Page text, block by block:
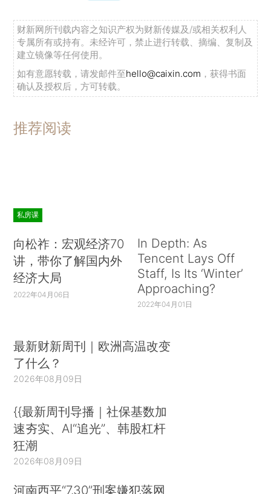
财新网所刊载内容之知识产权为财新传媒及/或相关权利人
专属所有或持有。未经许可，禁止进行转载、摘编、复制及
建立镜像等任何使用。
如有意愿转载，请发邮件至hello@caixin.com ，获得书面
确认及授权后，方可转载。
推荐阅读
私房课
向松祚：宏观经济70
讲，带你了解国内外
经济大局
2022年04月06日
In Depth: As
Tencent Lays Off
Staff, Is Its ‘Winter’
Approaching?
2022年04月01日
最新财新周刊｜欧洲高温改变
了什么？
2026年08月09日
{{最新周刊导播｜社保基数加
速夯实、AI“追光”、韩股杠杆
狂潮
2026年08月09日
河南西平“7.30”刑案嫌犯落网